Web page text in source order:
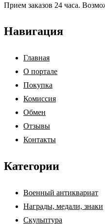
Прием заказов 24 часа.
Навигация
Главная
О портале
Покупка
Комиссия
Обмен
Отзывы
Контакты
Категории
Военный антиквариат
Награды, медали, знаки
Скульптура